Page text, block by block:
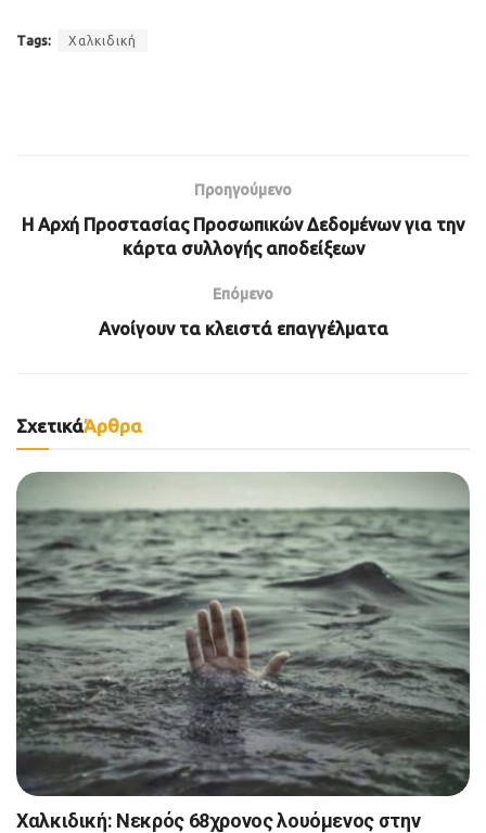
Tags: Χαλκιδική
Προηγούμενο
Η Αρχή Προστασίας Προσωπικών Δεδομένων για την
κάρτα συλλογής αποδείξεων
Επόμενο
Ανοίγουν τα κλειστά επαγγέλματα
ΣχετικάΆρθρα
Χαλκιδική: Νεκρός 68χρονος λουόμενος στην